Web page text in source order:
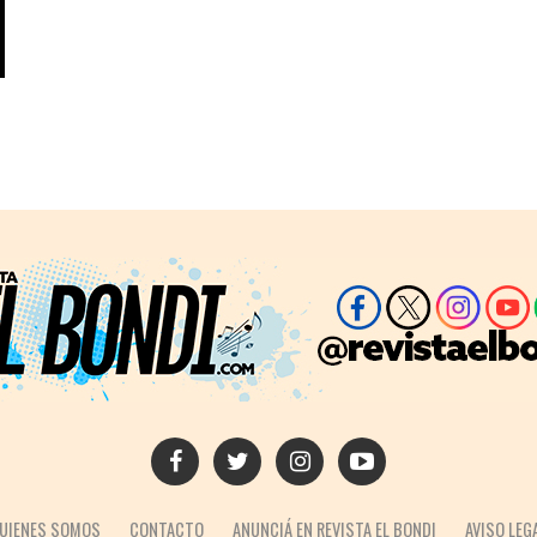
SOMOS CONTACTO ANUNCIÁ EN REVISTA EL BONDI AVISO